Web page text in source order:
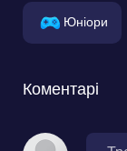
Юніори
Коментарі